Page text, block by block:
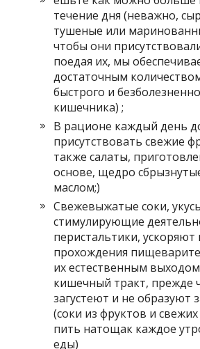
течение дня (неважно,
тушеные или
чтобы они
поедая их, мы
достаточным
быстрого и
кишечника) ;
В рационе каждый день
присутствовать свежие
также салаты,
основе, щедро
маслом;)
Свежевыжатые соки,
стимулирующие
перистальтики, ускоряют
прохождения
их естественным
кишечный тракт, прежде
загустеют и не образуют
(соки из фруктов и
пить натощак каждое
еды)